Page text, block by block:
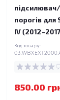
порогів для
IV
Код товару:
850.00